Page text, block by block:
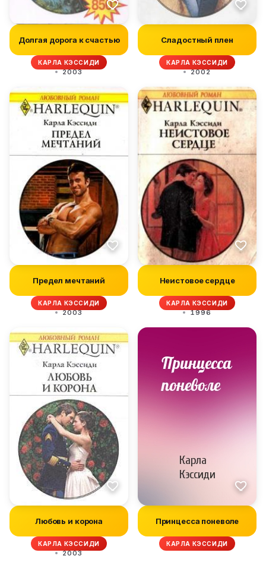
Долгая дорога к счастью
КАРЛА КЭССИДИ
2003
Сладостный плен
КАРЛА КЭССИДИ
2002
Предел мечтаний
КАРЛА КЭССИДИ
2003
Неистовое сердце
КАРЛА КЭССИДИ
1996
Любовь и корона
КАРЛА КЭССИДИ
2003
Принцесса поневоле
КАРЛА КЭССИДИ